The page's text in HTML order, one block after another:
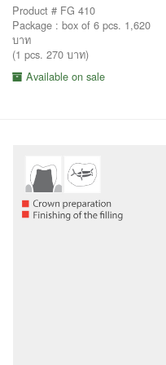
Product # FG 410
Package : box of 6 pcs. 1,620
บาท
(1 pcs. 270 บาท)
Available on sale